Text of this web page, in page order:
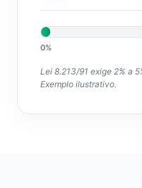
0%
Lei 8.213/91 exige 2% a
Exemplo ilustrativo.